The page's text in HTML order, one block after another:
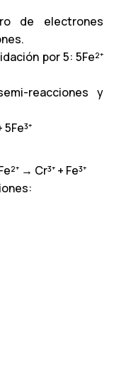
de electrones
por 5: 5Fe²⁺
reacciones y
5Fe³⁺
→ Cr³⁺ + Fe³⁺